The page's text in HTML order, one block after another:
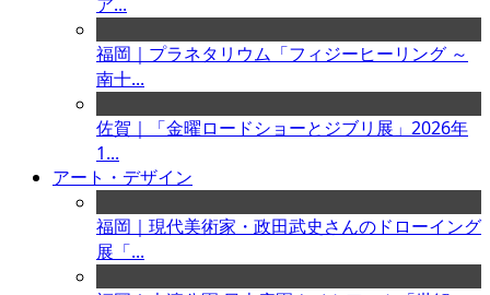
福岡｜プラネタリウム「フィジーヒーリング ～
南十...
佐賀｜「金曜ロードショーとジブリ展」2026年
1...
アート・デザイン
福岡｜現代美術家・政田武史さんのドローイング
展「...